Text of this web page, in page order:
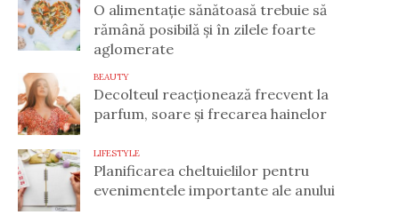
O alimentație sănătoasă trebuie să
rămână posibilă și în zilele foarte
aglomerate
BEAUTY
Decolteul reacționează frecvent la
parfum, soare și frecarea hainelor
LIFESTYLE
Planificarea cheltuielilor pentru
evenimentele importante ale anului